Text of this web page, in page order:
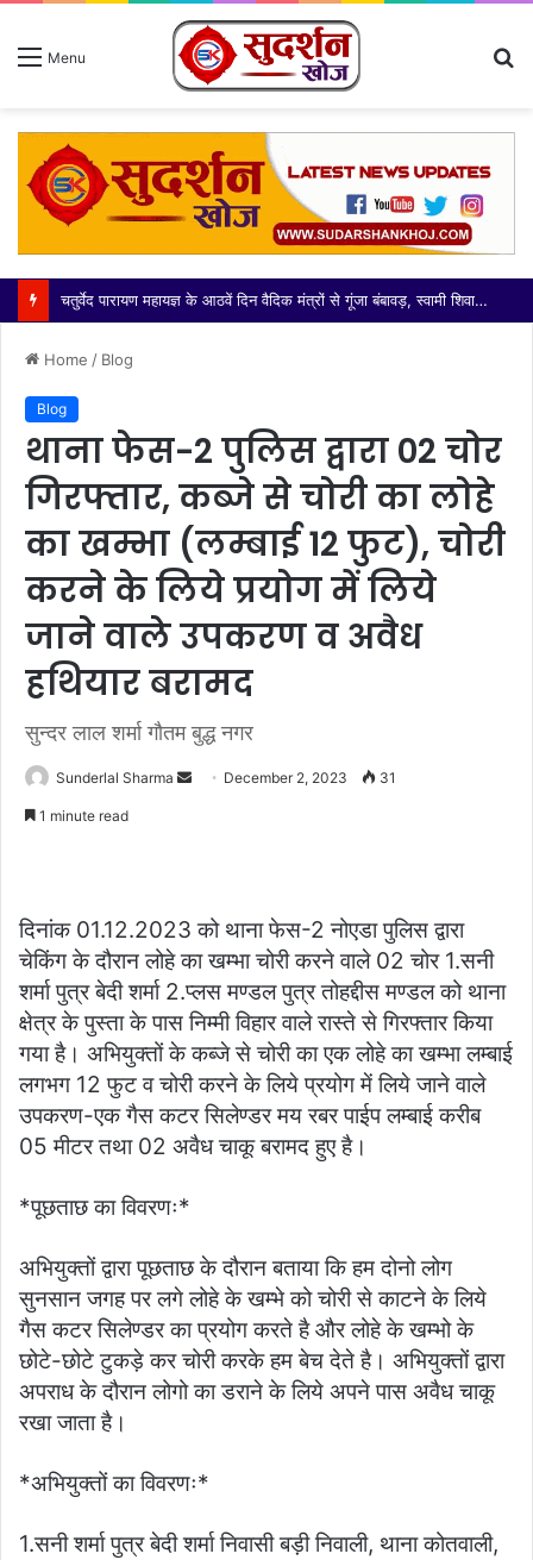
Menu
चतुर्वेद पारायण महायज्ञ के आठवें दिन वैदिक मंत्रों से गूंजा बंबावड़, स्वामी शिवानंद ने दिया धर्म और सदाचार का संदेश
Home / Blog
Blog
थाना फेस-2 पुलिस द्वारा 02 चोर
गिरफ्तार, कब्जे से चोरी का लोहे
का खम्भा (लम्बाई 12 फुट), चोरी
करने के लिये प्रयोग में लिये
जाने वाले उपकरण व अवैध
हथियार बरामद
सुन्दर लाल शर्मा गौतम बुद्ध नगर
Sunderlal Sharma
Send December 2, 2023 31
1 minute read
दिनांक 01.12.2023 को थाना फेस-2 नोएडा पुलिस द्वारा
चेकिंग के दौरान लोहे का खम्भा चोरी करने वाले 02 चोर 1.सनी
शर्मा पुत्र बेदी शर्मा 2.प्लस मण्डल पुत्र तोहद्दीस मण्डल को थाना
क्षेत्र के पुस्ता के पास निम्मी विहार वाले रास्ते से गिरफ्तार किया
गया है। अभियुक्तों के कब्जे से चोरी का एक लोहे का खम्भा लम्बाई
लगभग 12 फुट व चोरी करने के लिये प्रयोग में लिये जाने वाले
उपकरण-एक गैस कटर सिलेण्डर मय रबर पाईप लम्बाई करीब
05 मीटर तथा 02 अवैध चाकू बरामद हुए है।
*पूछताछ का विवरणः*
अभियुक्तों द्वारा पूछताछ के दौरान बताया कि हम दोनो लोग
सुनसान जगह पर लगे लोहे के खम्भे को चोरी से काटने के लिये
गैस कटर सिलेण्डर का प्रयोग करते है और लोहे के खम्भो के
छोटे-छोटे टुकड़े कर चोरी करके हम बेच देते है। अभियुक्तों द्वारा
अपराध के दौरान लोगो का डराने के लिये अपने पास अवैध चाकू
रखा जाता है।
*अभियुक्तों का विवरणः*
1.सनी शर्मा पुत्र बेदी शर्मा निवासी बड़ी निवाली, थाना कोतवाली,